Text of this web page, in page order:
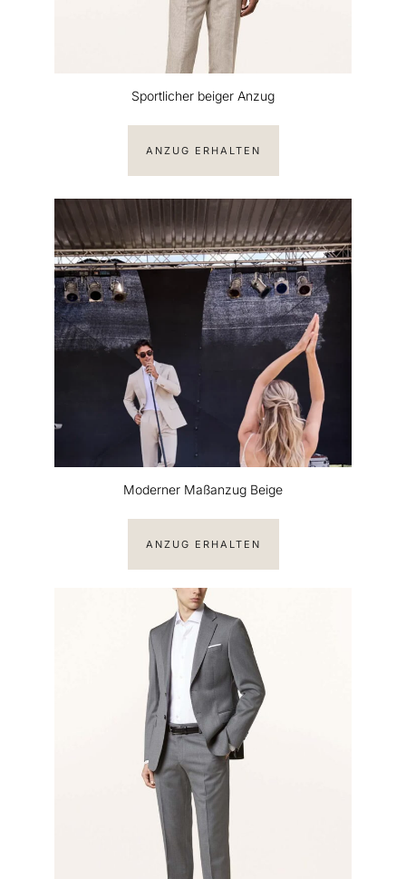
Sportlicher beiger Anzug
ANZUG ERHALTEN
Moderner Maßanzug Beige
ANZUG ERHALTEN